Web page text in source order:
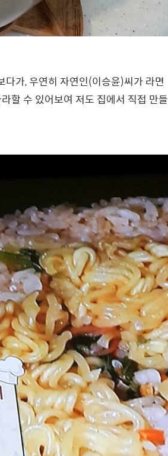
다가, 우연히 자연인(이승윤)씨가 라면
할 수 있어보여 저도 집에서 직접 만들